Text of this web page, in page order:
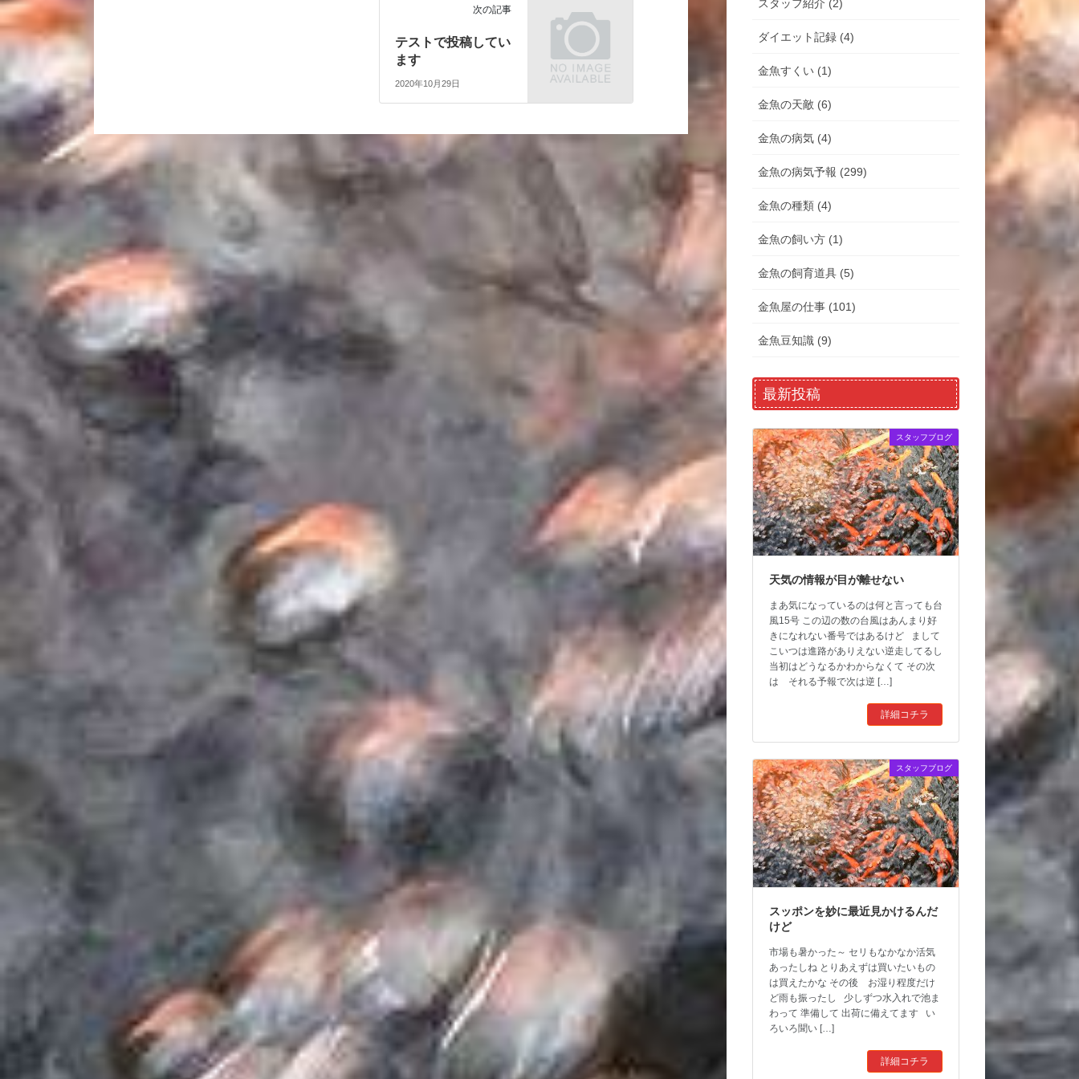
次の記事
テストで投稿してい
ます
2020年10月29日
スタッフ紹介 (2)
ダイエット記録 (4)
金魚すくい (1)
金魚の天敵 (6)
金魚の病気 (4)
金魚の病気予報 (299)
金魚の種類 (4)
金魚の飼い方 (1)
金魚の飼育道具 (5)
金魚屋の仕事 (101)
金魚豆知識 (9)
最新投稿
スタッフブログ
天気の情報が目が離せない
まあ気になっているのは何と言っても台
風15号 この辺の数の台風はあんまり好
きになれない番号ではあるけど まして
こいつは進路がありえない逆走してるし
当初はどうなるかわからなくて その次
は それる予報で次は逆 […]
詳細コチラ
スタッフブログ
スッポンを妙に最近見かけるんだ
けど
市場も暑かった～ セリもなかなか活気
あったしね とりあえずは買いたいもの
は買えたかな その後 お湿り程度だけ
ど雨も振ったし 少しずつ水入れで池ま
わって 準備して 出荷に備えてます い
ろいろ聞い […]
詳細コチラ